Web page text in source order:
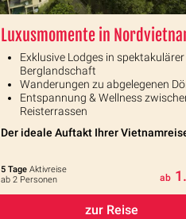
Luxusmomente in
Exklusive Lodges in spektakulärer
Berglandschaft
Wanderungen zu abgelegenen
Entspannung & Wellness
Reisterrassen
Der ideale Auftakt Ihrer
5 Tage Aktivreise
ab 2 Personen
ab
zur Reise